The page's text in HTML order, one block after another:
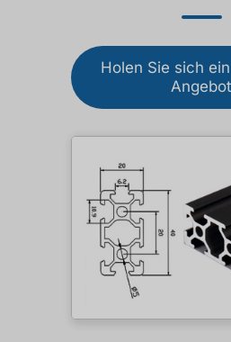
Holen Sie sich
Angebot